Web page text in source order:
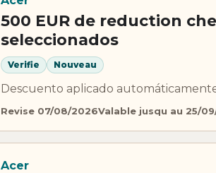
500 EUR de reduction
seleccionados
Verifie Nouveau
Descuento aplicado
Revise 07/08/2026Valable jusqu au 25/
Acer